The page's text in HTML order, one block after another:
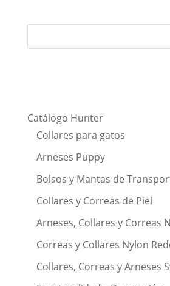
Catálogo Hunter
Collares para gatos
Arneses Puppy
Bolsos y Mantas de
Collares y Correas de Piel
Arneses, Collares y Correas
Correas y Collares Nylon
Collares, Correas y Arneses